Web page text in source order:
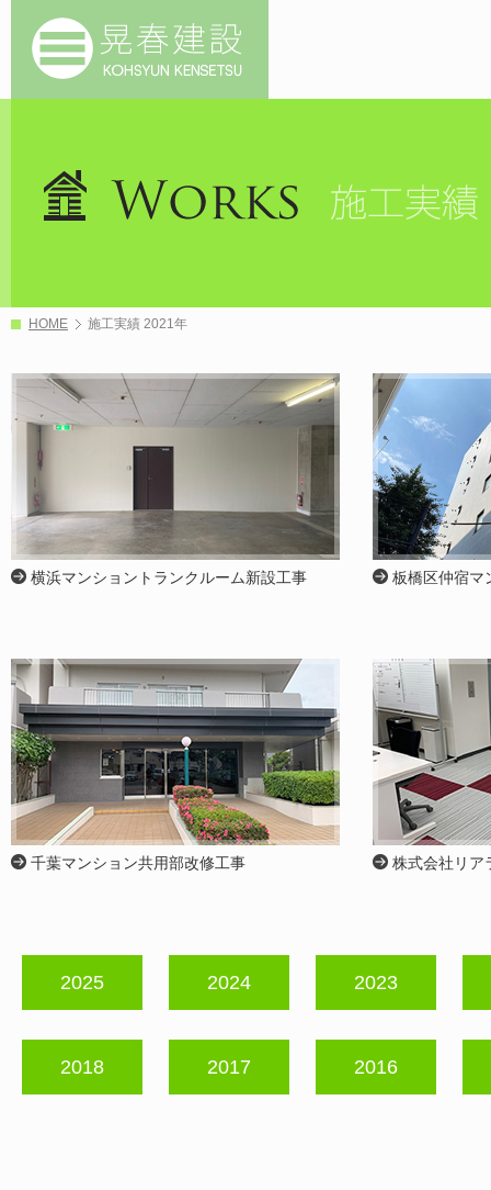
HOME 施工実績 2021年
横浜マンショントランクルーム新設工事 板橋区仲宿マ
千葉マンション共用部改修工事 株式会社リア
2025 2024 2023
2018 2017 2016